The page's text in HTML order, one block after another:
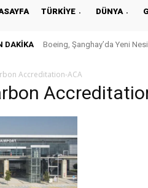
TÜRKIYE DÜNYA
DAKIKA Boeing, Şanghay’da Yeni
Accreditation-ACA